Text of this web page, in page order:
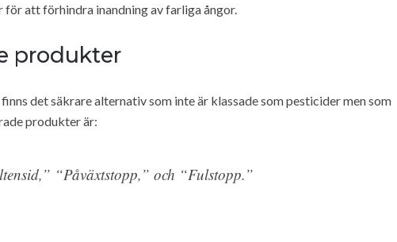
för att förhindra inandning av farliga ångor.
produkter
det säkrare alternativ som inte är klassade som pesticider men som
produkter är:
“Påväxtstopp,” och “Fulstopp.”